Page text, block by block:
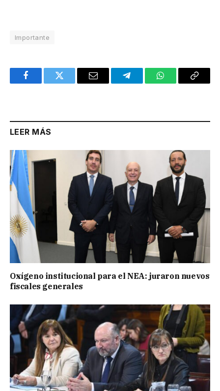
Importante
FacebookTwitter Email TelegramWhatsAppCopy
LEER MÁS
Oxígeno institucional para el NEA: juraron nuevos
fiscales generales